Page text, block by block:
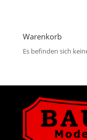
Warenkorb
Es befinden sich